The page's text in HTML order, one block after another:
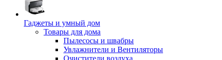
Гаджеты и умный дом
Товары для дома
Пылесосы и швабры
Увлажнители и Вентиляторы
Очистители воздуха